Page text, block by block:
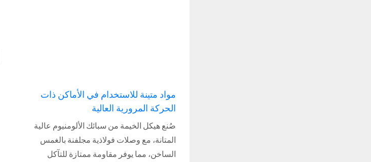
مواد متينة للاستخدام في الأماكن ذات
الحركة المرورية العالية
صُنع هيكل الخيمة من سبائك الألومنيوم عالية
المتانة، مع وصلات فولاذية مجلفنة بالغمس
الساخن، مما يوفر مقاومة ممتازة للتآكل